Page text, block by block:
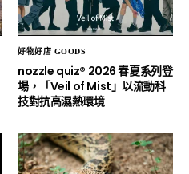
好物好店 GOODS
nozzle quiz® 2026 春夏系列登
場，「Veil of Mist」以流動科
技對抗高濕熱環境